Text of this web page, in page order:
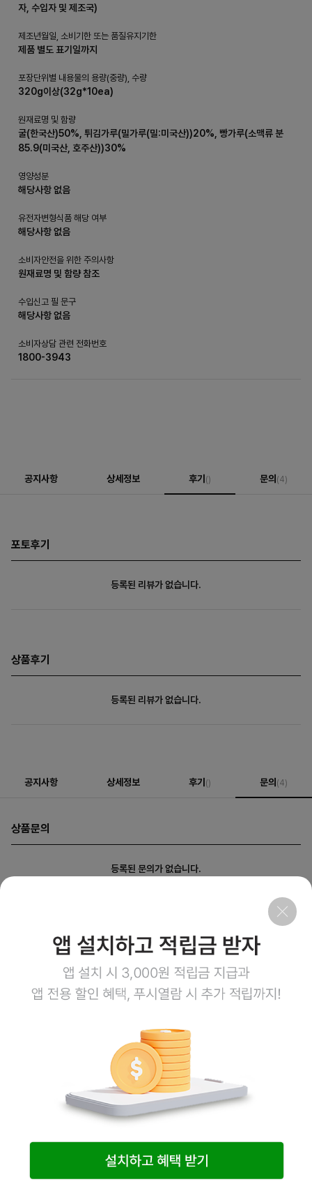
자, 수입자 및 제조국)
제조년월일, 소비기한 또는 품질유지기한
제품 별도 표기일까지
포장단위별 내용물의 용량(중량), 수량
320g이상(32g*10ea)
원재료명 및 함량
굴(한국산)50%, 튀김가루(밀가루(밀:미국산))20%, 빵가루(소맥류 분
85.9(미국산, 호주산))30%
영양성분
해당사항 없음
유전자변형식품 해당 여부
해당사항 없음
소비자안전을 위한 주의사항
원재료명 및 함량 참조
수입신고 필 문구
해당사항 없음
소비자상담 관련 전화번호
1800-3943
공지사항 상세정보 후기() 문의(4)
포토후기
등록된 리뷰가 없습니다.
상품후기
등록된 리뷰가 없습니다.
공지사항 상세정보 후기() 문의(4)
상품문의
등록된 문의가 없습니다.
주식회사 엠오유통 사업자정보
평일 08:00~17:00
토요일 08:00~12:00